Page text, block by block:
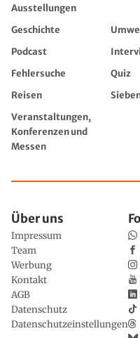
Ausstellungen
Geschichte
Podcast
Fehlersuche
Quiz
Reisen
Veranstaltungen,
Konferenzen und
Messen
Über uns
Impressum
Team
Werbung
Kontakt
AGB
Datenschutz
Datenschutzeinstellungen